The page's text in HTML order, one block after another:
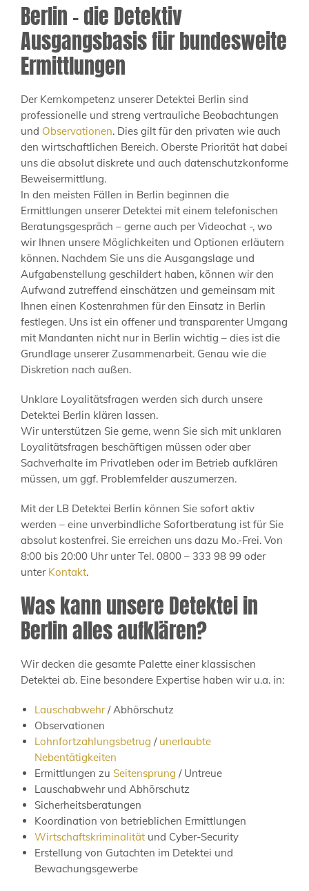
Berlin – die Detektiv
Ausgangsbasis für bundesweite
Ermittlungen
Der Kernkompetenz unserer Detektei Berlin sind
professionelle und streng vertrauliche Beobachtungen
und Observationen. Dies gilt für den privaten wie auch
den wirtschaftlichen Bereich. Oberste Priorität hat dabei
uns die absolut diskrete und auch datenschutzkonforme
Beweisermittlung.
In den meisten Fällen in Berlin beginnen die
Ermittlungen unserer Detektei mit einem telefonischen
Beratungsgespräch – gerne auch per Videochat -, wo
wir Ihnen unsere Möglichkeiten und Optionen erläutern
können. Nachdem Sie uns die Ausgangslage und
Aufgabenstellung geschildert haben, können wir den
Aufwand zutreffend einschätzen und gemeinsam mit
Ihnen einen Kostenrahmen für den Einsatz in Berlin
festlegen. Uns ist ein offener und transparenter Umgang
mit Mandanten nicht nur in Berlin wichtig – dies ist die
Grundlage unserer Zusammenarbeit. Genau wie die
Diskretion nach außen.
Unklare Loyalitätsfragen werden sich durch unsere
Detektei Berlin klären lassen.
Wir unterstützen Sie gerne, wenn Sie sich mit unklaren
Loyalitätsfragen beschäftigen müssen oder aber
Sachverhalte im Privatleben oder im Betrieb aufklären
müssen, um ggf. Problemfelder auszumerzen.
Mit der LB Detektei Berlin können Sie sofort aktiv
werden – eine unverbindliche Sofortberatung ist für Sie
absolut kostenfrei. Sie erreichen uns dazu Mo.-Frei. Von
8:00 bis 20:00 Uhr unter Tel. 0800 – 333 98 99 oder
unter Kontakt.
Was kann unsere Detektei in
Berlin alles aufklären?
Wir decken die gesamte Palette einer klassischen
Detektei ab. Eine besondere Expertise haben wir u.a. in:
Lauschabwehr/ Abhörschutz
Observationen
Lohnfortzahlungsbetrug / unerlaubte
Nebentätigkeiten
Ermittlungen zu Seitensprung / Untreue
Lauschabwehr und Abhörschutz
Sicherheitsberatungen
Koordination von betrieblichen Ermittlungen
Wirtschaftskriminalität und Cyber-Security
Erstellung von Gutachten im Detektei und
Bewachungsgewerbe